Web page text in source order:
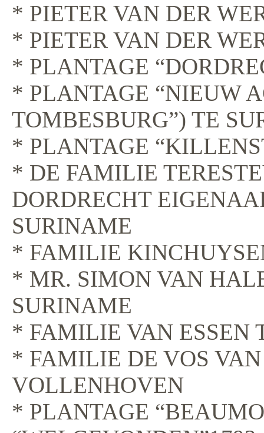
* PIETER VAN DER
* PIETER VAN DER
* PLANTAGE
* PLANTAGE “NIEUW
TOMBESBURG”) TE
* PLANTAGE
* DE FAMILIE
DORDRECHT
SURINAME
* FAMILIE
* MR. SIMON VAN
SURINAME
* FAMILIE VAN ESSEN
* FAMILIE DE VOS
VOLLENHOVEN
* PLANTAGE